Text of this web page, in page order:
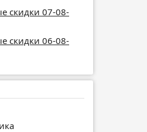
скидки 07-08-
скидки 06-08-